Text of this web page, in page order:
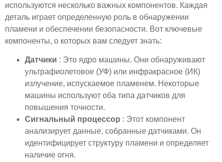
используются несколько важных компонентов. Каждая
деталь играет определенную роль в обнаружении
пламени и обеспечении безопасности. Вот ключевые
компоненты, о которых вам следует знать:
Датчики : Это ядро ​​машины. Они обнаруживают
ультрафиолетовое (УФ) или инфракрасное (ИК)
излучение, испускаемое пламенем. Некоторые
машины используют оба типа датчиков для
повышения точности.
Сигнальный процессор : Этот компонент
анализирует данные, собранные датчиками. Он
идентифицирует структуру пламени и определяет
наличие огня.